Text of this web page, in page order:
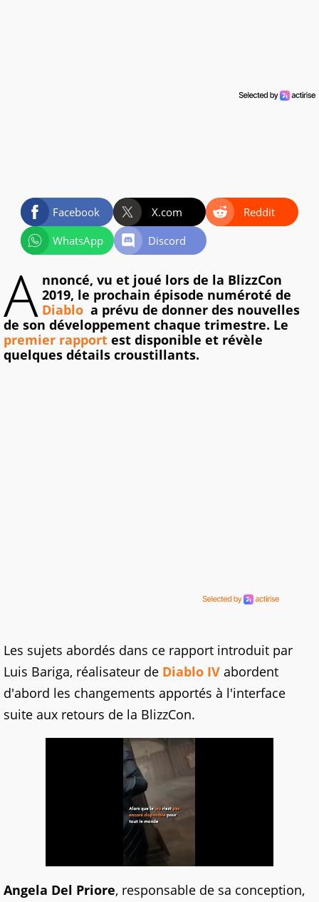
Facebook X.com
Reddit
WhatsApp
Discord
A nnoncé, vu et joué lors de la BlizzCon
2019, le prochain épisode numéroté de
Diablo a prévu de donner des nouvelles
de son développement chaque trimestre. Le
premier rapport est disponible et révèle
quelques détails croustillants.
Les sujets abordés dans ce rapport introduit par
Luis Bariga, réalisateur de Diablo IV abordent
d'abord les changements apportés à l'interface
suite aux retours de la BlizzCon.
Angela Del Priore, responsable de sa conception,